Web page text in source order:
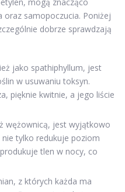
oraz samopoczucia. Poniżej
dobrze sprawdzają
jako spathiphyllum, jest
w usuwaniu toksyn.
pięknie kwitnie, a jego liście
wężownicą, jest wyjątkowo
nie tylko redukuje poziom
tlen w nocy, co
z których każda ma